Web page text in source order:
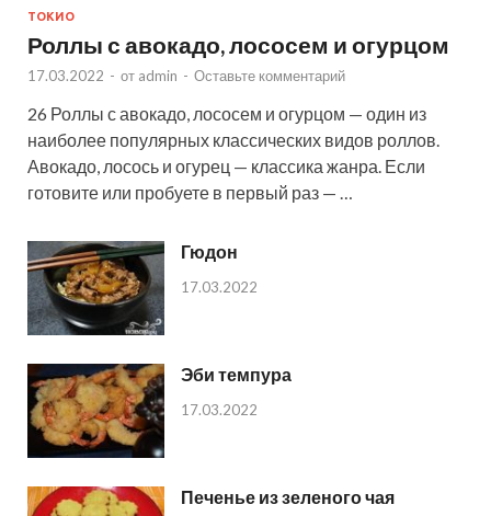
ТОКИО
Роллы с авокадо, лососем и огурцом
17.03.2022 - от admin - Оставьте комментарий
26 Роллы с авокадо, лососем и огурцом — один из
наиболее популярных классических видов роллов.
Авокадо, лосось и огурец — классика жанра. Если
готовите или пробуете в первый раз — …
Гюдон
17.03.2022
Эби темпура
17.03.2022
Печенье из зеленого чая